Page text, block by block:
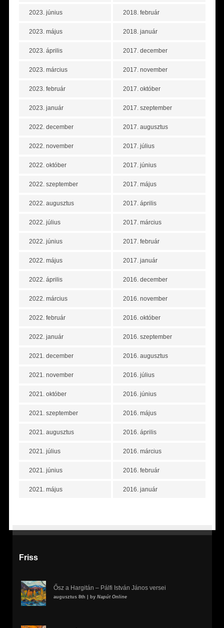
2023. június
2023. május
2023. április
2023. március
2023. február
2023. január
2022. december
2022. november
2022. október
2022. szeptember
2022. augusztus
2022. július
2022. június
2022. május
2022. április
2022. március
2022. február
2022. január
2021. december
2021. november
2021. október
2021. szeptember
2021. augusztus
2021. július
2021. június
2021. május
2018. február
2018. január
2017. december
2017. november
2017. október
2017. szeptember
2017. augusztus
2017. július
2017. június
2017. május
2017. április
2017. március
2017. február
2017. január
2016. december
2016. november
2016. október
2016. szeptember
2016. augusztus
2016. július
2016. június
2016. május
2016. április
2016. március
2016. február
2016. január
Friss
Ősz a Hargitán – Pálfi István János versei
augusztus 8th | by Napút Online